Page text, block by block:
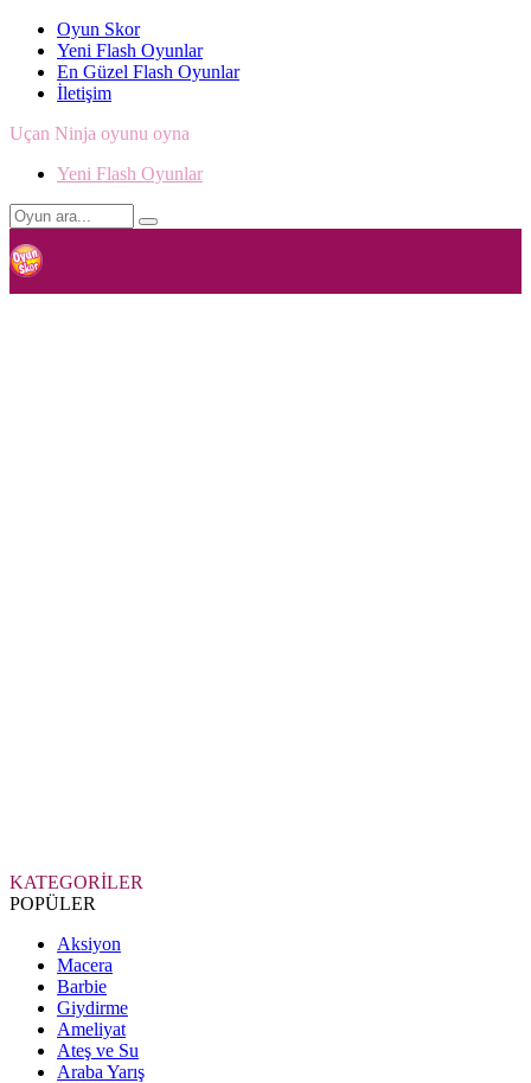
Oyun Skor
Yeni Flash Oyunlar
En Güzel Flash Oyunlar
İletişim
Uçan Ninja oyunu oyna
Yeni Flash Oyunlar
KATEGORİLER
POPÜLER
Aksiyon
Macera
Barbie
Giydirme
Ameliyat
Ateş ve Su
Araba Yarış